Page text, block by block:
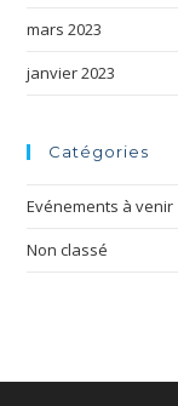
mars 2023
janvier 2023
Catégories
Evénements à venir
Non classé